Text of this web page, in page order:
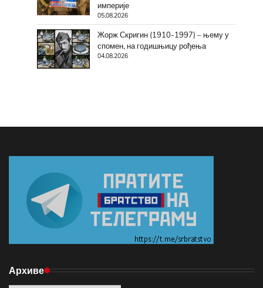
империје
05.08.2026
Жорж Скригин (1910-1997) – њему у
спомен, на годишњицу рођења
04.08.2026
Архиве